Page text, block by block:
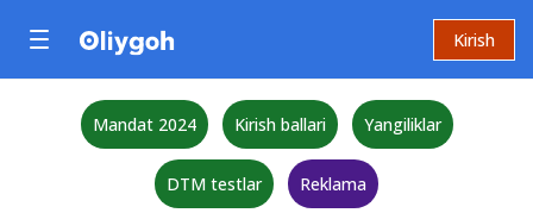
Kirish
Mandat 2024 Kirish ballari Yangiliklar
DTM testlar Reklama